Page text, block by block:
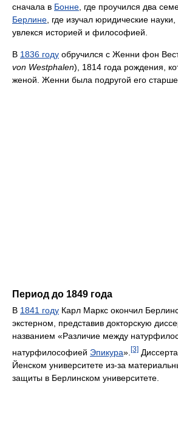
сначала в Бонне, где проучился два
Берлине, где изучал юридические
увлекся историей и философией.
В 1836 году обручился с Женни фон
von Westphalen), 1814 года рождения,
женой. Женни была подругой его
Период до 1849 года
В 1841 году Карл Маркс окончил
экстерном, представив докторскую
названием «Различие между
натурфилософией Эпикура». [3]
Йенском университете из-за
защиты в Берлинском университете.